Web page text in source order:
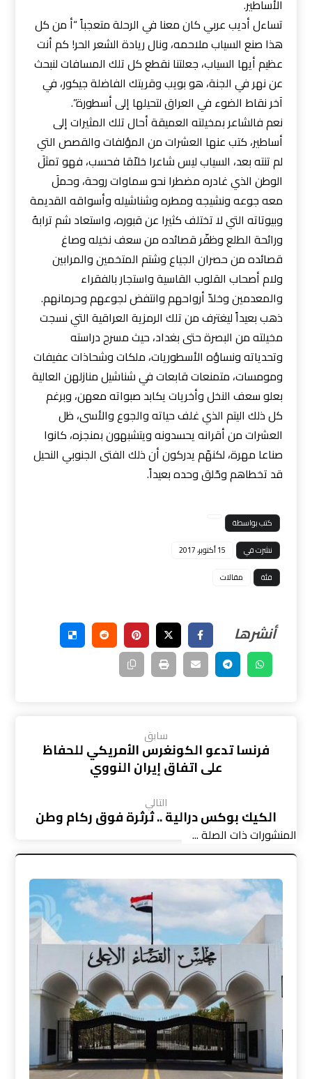
الأساطير.
تساءل أديب عربي كان معنا في الرحلة متعجباً “أ من كل
هذا صنع السياب ملاحمه، ونال ريادة الشعر الحر! كم أنت
عظيم أيها السياب، جعلتنا نقطع كل تلك المسافات لنبحث
عن نهر في الجنة، هو بويب وقريتك الفاضلة جيكور، في
آخر نقاط الضوء في العراق لتحيلها إلى أسطورة”.
نعم فالشاعر بمخيلته العميقة أحال تلك المثيرات إلى
أساطير، كتب عنها العشرات من المؤلفات والقصص التي
لم تنته بعد، السياب ليس شاعرا خلاّقا فحسب، فهو تمثلَ
الوطن الذي غادره مضطرا نحو سماوات روحة، وحملَ
معه جوعه ونشيجه ومطره وشناشيله وأسواقه القديمة
وبيوتاته التي لا تختلف كثيرا عن قبوره، واستعاد شم ترابهٌ
ورائحة الطلع وظفّر قصائده من سعف نخيله وصاغ
قصائده من حصران الجياع وشتم المتخمين والمرابين
ولام أصحاب القلوب القاسية واستجار بالفقراء
والمعدمين وخلدّ أرواحهم وانتفض لجوعهم وحرمانهم.
ذهب بعيداً ليغترف من تلك الرمزية العراقية التي نسجت
مخيلته من البصرة حتى بغداد، حيث مسرح دراسته
وتحدياته ونساؤه الأسطوريات، ملكات وشحاذات عفيفات
ومومسات، متمنعات قابعات في شناشيل منازلهن العالية
بعلو سعف النخل وأخريات يكابد صبواته معهن، وبرغم
كل ذلك اليتم الذي غلف حياته والجوع والأسى، ظل
العشرات من أقرانه يحسدونه ويتشبهون بمنجزه، كانوا
صناعا مهرة، لكنهّم يدركون أن ذلك الفتى الجنوبي النحيل
قد تخطاهم وحّلق وحده بعيداً.
كتب بواسطة
نشرت في
15 أكتوبر، 2017
فئة
مقالات
سابق
فرنسا تدعو الكونغرس الأمريكي للحفاظ
على اتفاق إيران النووي
التالي
الكيك بوكس درالية .. ثرثرة فوق ركام وطن
المنشورات ذات الصلة ...